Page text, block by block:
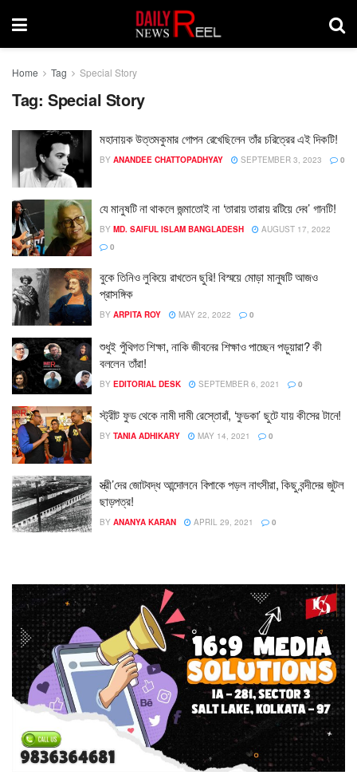
Home Tag Special Story
Tag: Special Story
মহানায়ক উত্তমকুমার গোপন রেখেছিলেন তাঁর চরিত্রের এই দিকটি!
BY ANANDEE CHATTOPADHYAY SEPTEMBER 3, 2023 0
যে মানুষটি না থাকলে জন্মাতোই না ‘তারায় তারায় রটিয়ে দেব’ গানটি!
BY MD. SAIFUL ISLAM BANGLADESH
AUGUST 17, 2022
0
বুকে তিনিও লুকিয়ে রাখতেন ছুরি! বিস্ময়ে মোড়া মানুষটি আজও
প্রাসঙ্গিক
BY ARPITA ROY MAY 22, 2022 0
শুধুই পুঁথিগত শিক্ষা, নাকি জীবনের শিক্ষাও পাচ্ছেন পড়ুয়ারা? কী
বললেন তাঁরা!
BY EDITORIAL DESK SEPTEMBER 6, 2021 0
স্ট্রীট ফুড থেকে নামী দামী রেস্তোরাঁ, ‘ফুডকা’ ছুটে যায় কীসের টানে!
BY TANIA ADHIKARY MAY 14, 2021 0
স্ত্রী’দের জোটবদ্ধ আন্দোলনে বিপাকে পড়ল নাৎসীরা, কিছু বন্দীদের জুটল
ছাড়পত্র!
BY ANANYA KARAN APRIL 29, 2021 0